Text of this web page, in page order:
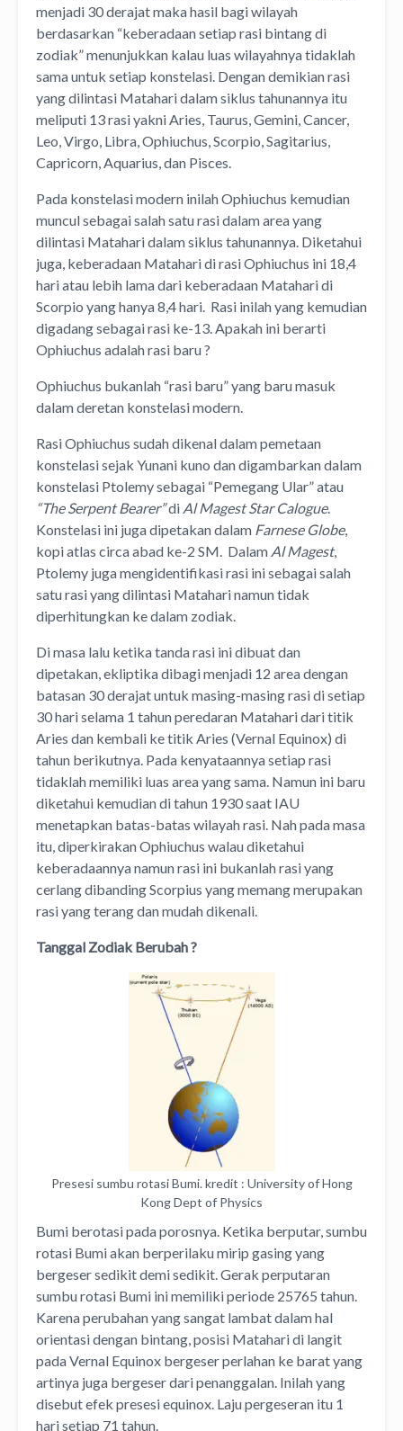
menjadi 30 derajat maka hasil bagi wilayah
berdasarkan “keberadaan setiap rasi bintang di
zodiak” menunjukkan kalau luas wilayahnya tidaklah
sama untuk setiap konstelasi. Dengan demikian rasi
yang dilintasi Matahari dalam siklus tahunannya itu
meliputi 13 rasi yakni Aries, Taurus, Gemini, Cancer,
Leo, Virgo, Libra, Ophiuchus, Scorpio, Sagitarius,
Capricorn, Aquarius, dan Pisces.
Pada konstelasi modern inilah Ophiuchus kemudian
muncul sebagai salah satu rasi dalam area yang
dilintasi Matahari dalam siklus tahunannya. Diketahui
juga, keberadaan Matahari di rasi Ophiuchus ini 18,4
hari atau lebih lama dari keberadaan Matahari di
Scorpio yang hanya 8,4 hari. Rasi inilah yang kemudian
digadang sebagai rasi ke-13. Apakah ini berarti
Ophiuchus adalah rasi baru ?
Ophiuchus bukanlah “rasi baru” yang baru masuk
dalam deretan konstelasi modern.
Rasi Ophiuchus sudah dikenal dalam pemetaan
konstelasi sejak Yunani kuno dan digambarkan dalam
konstelasi Ptolemy sebagai “Pemegang Ular” atau
“The Serpent Bearer”di Al Magest Star Calogue.
Konstelasi ini juga dipetakan dalam Farnese Globe,
kopi atlas circa abad ke-2 SM. Dalam Al Magest,
Ptolemy juga mengidentifikasi rasi ini sebagai salah
satu rasi yang dilintasi Matahari namun tidak
diperhitungkan ke dalam zodiak.
Di masa lalu ketika tanda rasi ini dibuat dan
dipetakan, ekliptika dibagi menjadi 12 area dengan
batasan 30 derajat untuk masing-masing rasi di setiap
30 hari selama 1 tahun peredaran Matahari dari titik
Aries dan kembali ke titik Aries (Vernal Equinox) di
tahun berikutnya. Pada kenyataannya setiap rasi
tidaklah memiliki luas area yang sama. Namun ini baru
diketahui kemudian di tahun 1930 saat IAU
menetapkan batas-batas wilayah rasi. Nah pada masa
itu, diperkirakan Ophiuchus walau diketahui
keberadaannya namun rasi ini bukanlah rasi yang
cerlang dibanding Scorpius yang memang merupakan
rasi yang terang dan mudah dikenali.
Tanggal Zodiak Berubah ?
Presesi sumbu rotasi Bumi. kredit : University of Hong
Kong Dept of Physics
Bumi berotasi pada porosnya. Ketika berputar, sumbu
rotasi Bumi akan berperilaku mirip gasing yang
bergeser sedikit demi sedikit. Gerak perputaran
sumbu rotasi Bumi ini memiliki periode 25765 tahun.
Karena perubahan yang sangat lambat dalam hal
orientasi dengan bintang, posisi Matahari di langit
pada Vernal Equinox bergeser perlahan ke barat yang
artinya juga bergeser dari penanggalan. Inilah yang
disebut efek presesi equinox. Laju pergeseran itu 1
hari setiap 71 tahun.